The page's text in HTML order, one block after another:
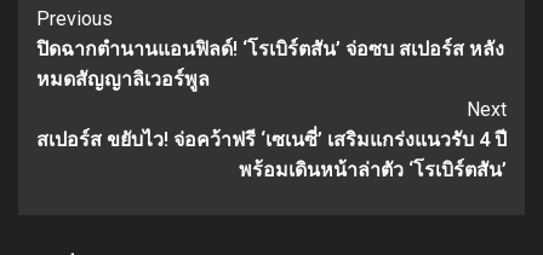
Continue
Reading
Previous
ปิดฉากตำนานแอนฟิลด์! ‘โรเบิร์ตสัน’ จ่อซบ สเปอร์ส หลัง
หมดสัญญาลิเวอร์พูล
Next
สเปอร์ส ขยับไว! จ่อคว้าฟรี ‘เซเนซี่’ เสริมแกร่งแนวรับ 4 ปี
พร้อมเดินหน้าล่าตัว ‘โรเบิร์ตสัน’